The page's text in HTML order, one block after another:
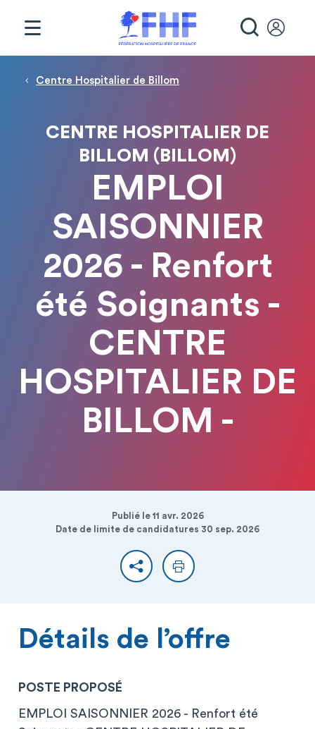
Fil d'Ariane
Centre Hospitalier de Billom
CENTRE HOSPITALIER DE
BILLOM (BILLOM)
EMPLOI
SAISONNIER
2026 - Renfort
été Soignants -
CENTRE
HOSPITALIER DE
BILLOM -
Publié le 11 avr. 2026
Date de limite de candidatures 30 sep. 2026
PartagerImprimer
Détails de l’offre
POSTE PROPOSÉ
EMPLOI SAISONNIER 2026 - Renfort été
Panneau de gestion des cookies